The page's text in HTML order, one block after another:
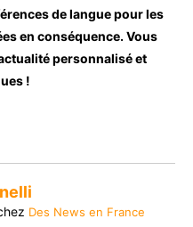
de langue pour les
en conséquence. Vous
personnalisé et
!
Des News en France